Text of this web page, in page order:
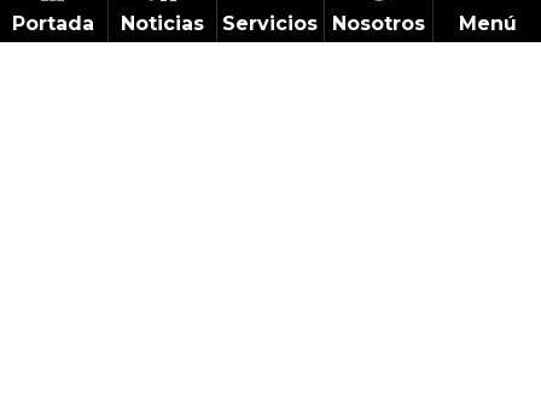
Portada Noticias Servicios Nosotros Menú